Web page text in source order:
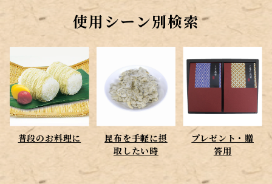
昆布を手軽に摂取したい時
プレゼント・贈答用
ちょっとしたおやつに
使用シーン別検索
普段のお料理に
昆布を手軽に摂
取したい時
プレゼント・贈
答用